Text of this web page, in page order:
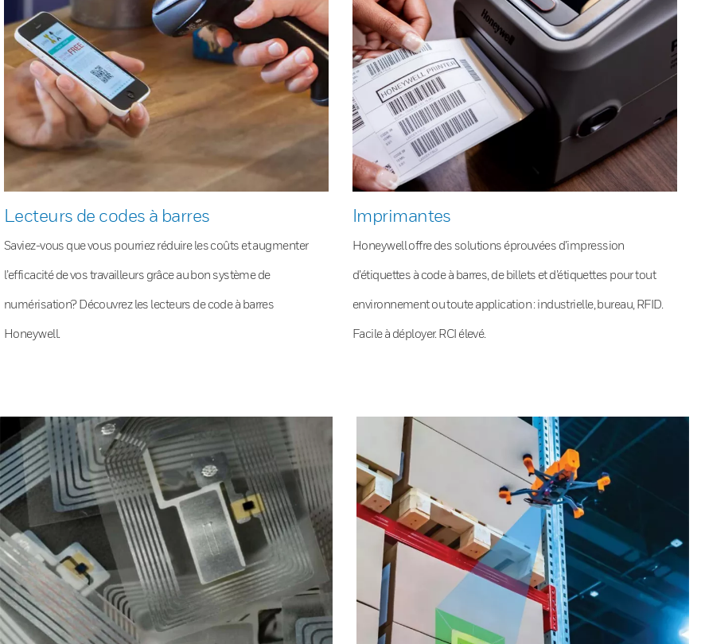
Lecteurs de codes à barres
Saviez-vous que vous pourriez réduire les coûts et augmenter
l’efficacité de vos travailleurs grâce au bon système de
numérisation? Découvrez les lecteurs de code à barres
Honeywell.
Imprimantes
Honeywell offre des solutions éprouvées d’impression
d’étiquettes à code à barres, de billets et d’étiquettes pour tout
environnement ou toute application : industrielle, bureau, RFID.
Facile à déployer. RCI élevé.